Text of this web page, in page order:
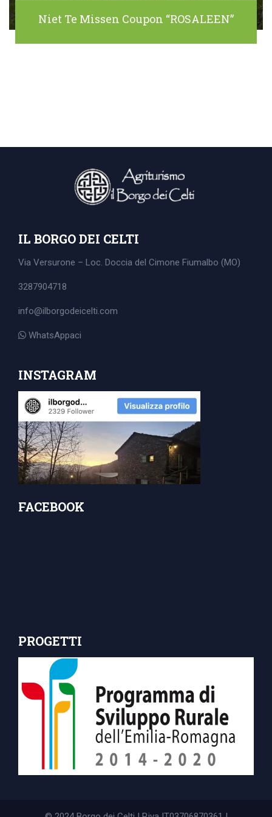
Niet Te Missen Coupon “ROSALEEN”
IL BORGO DEI CELTI
Via Versurone – Loc. Doccia del Cimone Fiumalbo (MO)
3287904718
info@ilborgodeicelti.com
WhatsAppaci
INSTAGRAM
FACEBOOK
PROGETTI